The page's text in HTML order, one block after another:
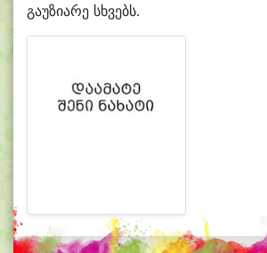
გაუზიარე სხვებს.